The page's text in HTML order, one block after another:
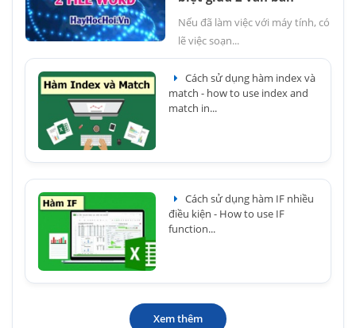
Nếu đã làm việc với máy tính, có
lẽ việc soạn...
Cách sử dụng hàm index và
match - how to use index and
match in...
Cách sử dụng hàm IF nhiều
điều kiện - How to use IF
function...
Xem thêm